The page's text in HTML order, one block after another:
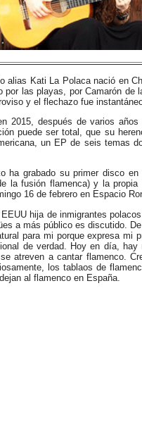
alias Kati La Polaca nació en
por las playas, por Camarón
y el flechazo fue
2015, después de varios
puede ser total, que su
un EP de seis temas
ha grabado su primer disco
la fusión flamenca) y la
16 de febrero en Espacio
hija de inmigrantes
a más público es discutido.
para mi porque expresa mi
de verdad. Hoy en día,
atreven a cantar flamenco.
los tablaos de
al flamenco en España.